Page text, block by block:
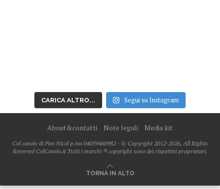
CARICA ALTRO... Segui su Instagram
About&contatti Note legali Media kit
Col cavolo di Pini Nicol p.iva 04059460982 - © Copyright 2012-2026, All Rights
Reserved ColCavolo.it Tutti i marchi ® copyright sono dei rispettivi proprietari.
TORNA IN ALTO